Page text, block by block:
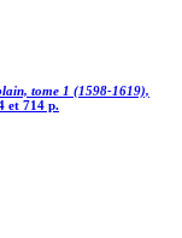
tome 1 (1598-1619),
et 714 p.